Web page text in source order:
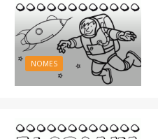
NOMES